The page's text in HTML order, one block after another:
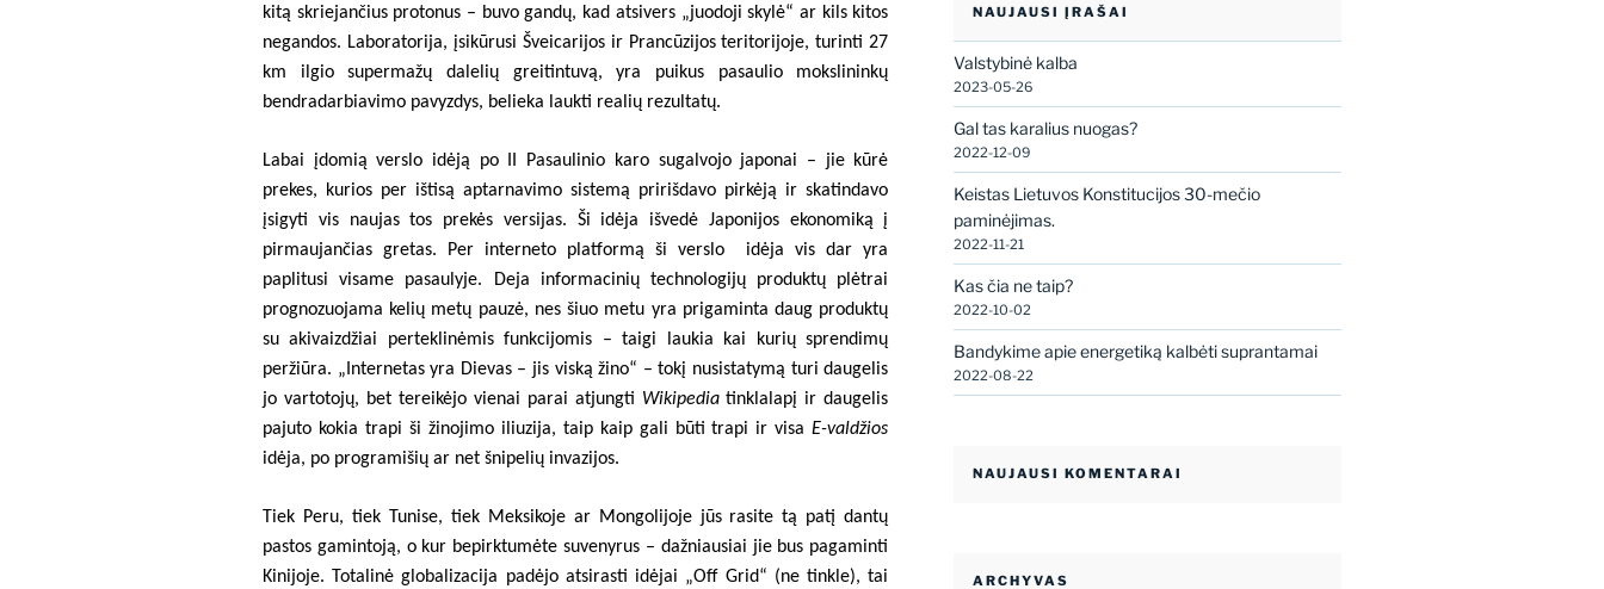
kitą skriejančius protonus – buvo gandų, kad atsivers „juodoji skylė“ ar kils kitos
negandos. Laboratorija, įsikūrusi Šveicarijos ir Prancūzijos teritorijoje, turinti 27
km ilgio supermažų dalelių greitintuvą, yra puikus pasaulio mokslininkų
bendradarbiavimo pavyzdys, belieka laukti realių rezultatų.
Labai įdomią verslo idėją po II Pasaulinio karo sugalvojo japonai – jie kūrė
prekes, kurios per ištisą aptarnavimo sistemą pririšdavo pirkėją ir skatindavo
įsigyti vis naujas tos prekės versijas. Ši idėja išvedė Japonijos ekonomiką į
pirmaujančias gretas. Per interneto platformą ši verslo
idėja vis dar yra
paplitusi visame pasaulyje. Deja informacinių technologijų produktų plėtrai
prognozuojama kelių metų pauzė, nes šiuo metu yra prigaminta daug produktų
su akivaizdžiai perteklinėmis funkcijomis – taigi laukia kai kurių sprendimų
peržiūra. „Internetas yra Dievas – jis viską žino“ – tokį nusistatymą turi daugelis
jo vartotojų, bet tereikėjo vienai parai atjungti Wikipediatinklalapį ir daugelis
pajuto kokia trapi ši žinojimo iliuzija, taip kaip gali būti trapi ir visaE-valdžios
idėja, po programišių ar net šnipelių invazijos.
Tiek Peru, tiek Tunise, tiek Meksikoje ar Mongolijoje jūs rasite tą patį dantų
pastos gamintoją, o kur bepirktumėte suvenyrus – dažniausiai jie bus pagaminti
Kinijoje. Totalinė globalizacija padėjo atsirasti idėjai „Off Grid“ (ne tinkle), tai
NAUJAUSI ĮRAŠAI
Valstybinė kalba
2023-05-26
Gal tas karalius nuogas?
2022-12-09
Keistas Lietuvos Konstitucijos 30-mečio
paminėjimas.
2022-11-21
Kas čia ne taip?
2022-10-02
Bandykime apie energetiką kalbėti suprantamai
2022-08-22
NAUJAUSI KOMENTARAI
ARCHYVAS